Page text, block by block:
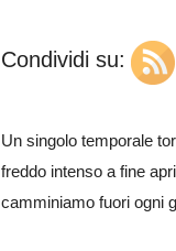
Condividi su:
Un singolo temporale
freddo intenso a fine
camminiamo fuori ogni